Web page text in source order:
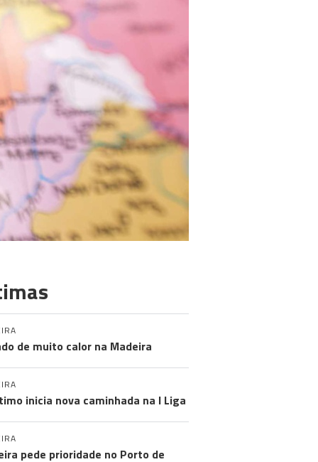
de muito calor na Madeira
inicia nova caminhada na I Liga
pede prioridade no Porto de